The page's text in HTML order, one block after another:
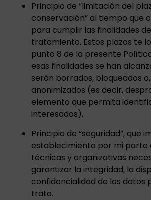
Principio de “limitación del
conservación” al tiempo que
para cumplir las finalidades
tratamiento. Estos plazos te
punto 8 de la presente
esas finalidades se han
serán borrados, bloqueados
anonimizados (es decir,
elemento que permita
interesados).
Principio de “seguridad”, que
establecimiento por mi parte
técnicas y organizativas
garantizar la integridad, la
confidencialidad de los datos
trato.